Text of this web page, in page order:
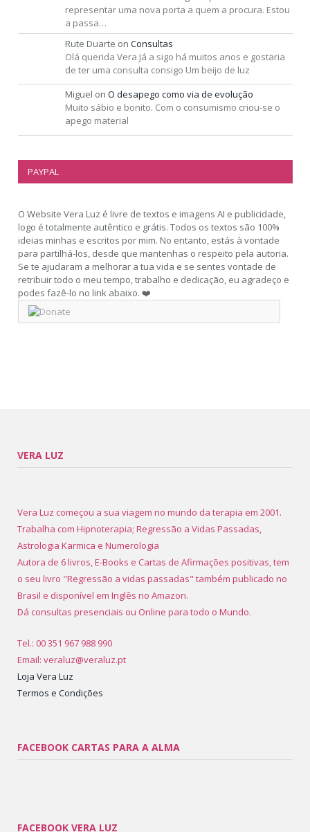
representar uma nova porta a quem a procura. Estou
a passa…
Rute Duarte on Consultas
Olá querida Vera Já a sigo há muitos anos e gostaria
de ter uma consulta consigo Um beijo de luz
Miguel on O desapego como via de evolução
Muito sábio e bonito. Com o consumismo criou-se o
apego material
PAYPAL
O Website Vera Luz é livre de textos e imagens AI e publicidade,
logo é totalmente autêntico e grátis. Todos os textos são 100%
ideias minhas e escritos por mim. No entanto, estás à vontade
para partilhá-los, desde que mantenhas o respeito pela autoria.
Se te ajudaram a melhorar a tua vida e se sentes vontade de
retribuir todo o meu tempo, trabalho e dedicação, eu agradeço e
podes fazê-lo no link abaixo. ❤️
VERA LUZ
Vera Luz começou a sua viagem no mundo da terapia em 2001.
Trabalha com Hipnoterapia; Regressão a Vidas Passadas,
Astrologia Karmica e Numerologia
Autora de 6 livros, E-Books e Cartas de Afirmações positivas, tem
o seu livro "Regressão a vidas passadas" também publicado no
Brasil e disponível em Inglês no Amazon.
Dá consultas presenciais ou Online para todo o Mundo.
Tel.: 00 351 967 988 990
Email: veraluz@veraluz.pt
Loja Vera Luz
Termos e Condições
FACEBOOK CARTAS PARA A ALMA
FACEBOOK VERA LUZ